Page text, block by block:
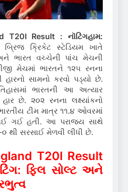
T20I Result : નૉટિંગહામ:
બ્રિજ ક્રિકેટ સ્ટેડિયમ ખાતે
ભારત વચ્ચેની પાંચ મેચની
મેચમાં ભારતને ૧૨૫ રનના
હારનો સામનો કરવો પડ્યો છે.
ભારતની આ અત્યાર
હાર છે. ૨૦૨ રનના લક્ષ્યાંકનો
ટીમ માત્ર ૧૧.૪ ઓવરમાં
ગઈ હતી. આ પરાજય સાથે
થી સરસાઈ મેળવી લીધી છે.
T20I Result
ફિલ સોલ્ટ અને